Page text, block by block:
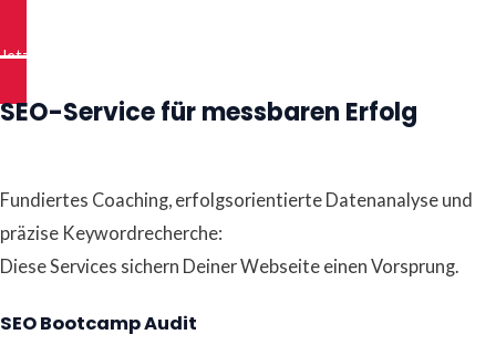
Jetzt Premium Bootcamp buchen
SEO-Service für messbaren Erfolg
Fundiertes Coaching, erfolgsorientierte Datenanalyse und
präzise Keywordrecherche:
Diese Services sichern Deiner Webseite einen Vorsprung.
SEO Bootcamp Audit